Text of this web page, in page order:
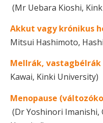
(Mr Uebara Kioshi,
Akkut vagy krónikus
Mitsui Hashimoto,
Mellrák,
Kawai, Kinki University)
Menopause
(Dr Yoshinori Imanishi,